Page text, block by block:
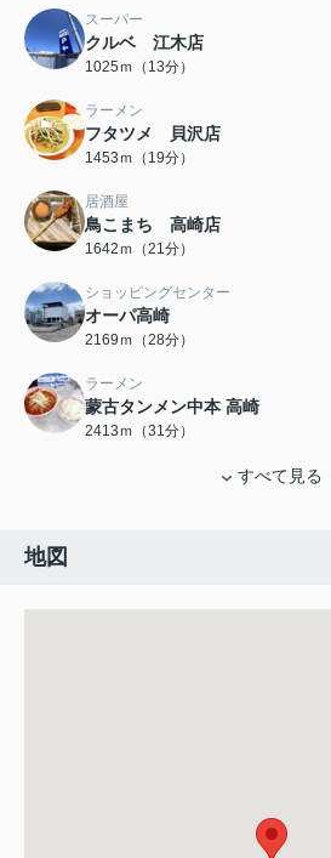
スーパー
クルベ 江木店
1025ｍ（13分）
ラーメン
フタツメ 貝沢店
1453ｍ（19分）
居酒屋
鳥こまち 高崎店
1642ｍ（21分）
ショッピングセンター
オーパ高崎
2169ｍ（28分）
ラーメン
蒙古タンメン中本 高崎
2413ｍ（31分）
すべて見る
地図